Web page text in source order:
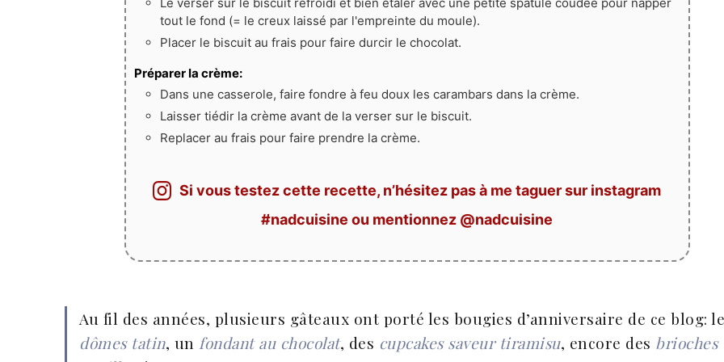
tout le fond (= le creux laissé par l'empreinte du moule).
Placer le biscuit au frais pour faire durcir le chocolat.
Préparer la crème:
Dans une casserole, faire fondre à feu doux les carambars dans la crème.
Laisser tiédir la crème avant de la verser sur le biscuit.
Replacer au frais pour faire prendre la crème.
Si vous testez cette recette, n’hésitez pas à me taguer sur instagram
#nadcuisine ou mentionnez @nadcuisine
Au fil des années, plusieurs gâteaux ont porté les bougies d’anniversaire de ce blog:
dômes tatin, un fondant au chocolat, des cupcakes saveur tiramisu, encore des brioches